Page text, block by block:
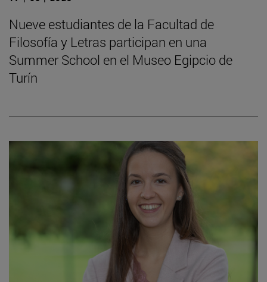
Nueve estudiantes de la Facultad de
Filosofía y Letras participan en una
Summer School en el Museo Egipcio de
Turín